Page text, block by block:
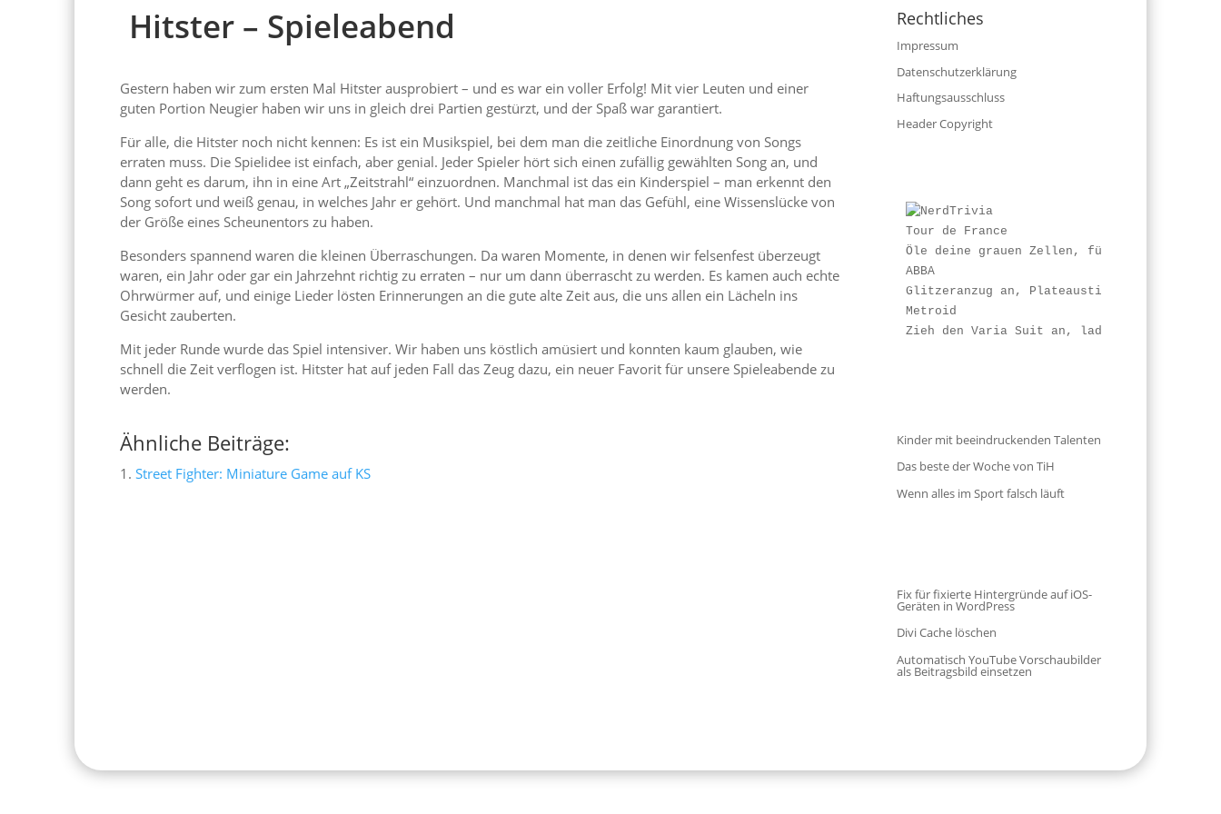
Hitster – Spieleabend
Gestern haben wir zum ersten Mal Hitster ausprobiert – und es war ein voller Erfolg! Mit vier Leuten und einer
guten Portion Neugier haben wir uns in gleich drei Partien gestürzt, und der Spaß war garantiert.
Für alle, die Hitster noch nicht kennen: Es ist ein Musikspiel, bei dem man die zeitliche Einordnung von Songs
erraten muss. Die Spielidee ist einfach, aber genial. Jeder Spieler hört sich einen zufällig gewählten Song an, und
dann geht es darum, ihn in eine Art „Zeitstrahl“ einzuordnen. Manchmal ist das ein Kinderspiel – man erkennt den
Song sofort und weiß genau, in welches Jahr er gehört. Und manchmal hat man das Gefühl, eine Wissenslücke von
der Größe eines Scheunentors zu haben.
Besonders spannend waren die kleinen Überraschungen. Da waren Momente, in denen wir felsenfest überzeugt
waren, ein Jahr oder gar ein Jahrzehnt richtig zu erraten – nur um dann überrascht zu werden. Es kamen auch echte
Ohrwürmer auf, und einige Lieder lösten Erinnerungen an die gute alte Zeit aus, die uns allen ein Lächeln ins
Gesicht zauberten.
Mit jeder Runde wurde das Spiel intensiver. Wir haben uns köstlich amüsiert und konnten kaum glauben, wie
schnell die Zeit verflogen ist. Hitster hat auf jeden Fall das Zeug dazu, ein neuer Favorit für unsere Spieleabende zu
werden.
Ähnliche Beiträge:
Street Fighter: Miniature Game auf KS
Rechtliches
Impressum
Datenschutzerklärung
Haftungsausschluss
Header Copyright
Tour de France
Öle deine grauen Zellen, fülle die
ABBA
Glitzeranzug an, Plateaustiefel festgezurrt
Metroid
Zieh den Varia Suit an, lade den
Kinder mit beeindruckenden Talenten
Das beste der Woche von TiH
Wenn alles im Sport falsch läuft
Fix für fixierte Hintergründe auf iOS-
Geräten in WordPress
Divi Cache löschen
Automatisch YouTube Vorschaubilder
als Beitragsbild einsetzen